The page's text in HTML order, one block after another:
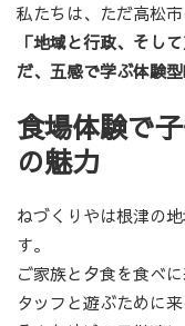
私たちは、ただ高松
「地域と行政、そし
だ、五感で学ぶ体験
食場体験で
の魅力
ねづくりやは根津の
す。
ご家族と夕食を食べ
タッフと遊ぶために来